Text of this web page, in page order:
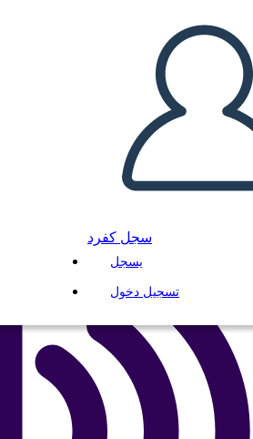
سجل كفرد
يسجل
تسجيل دخول
de Derechos